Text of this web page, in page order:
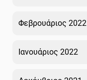
Φεβρουάριος 2022
Ιανουάριος 2022